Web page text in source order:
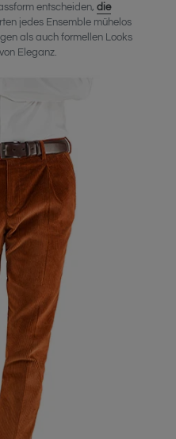
entscheiden, die
jedes Ensemble mühelos
als auch formellen Looks
Eleganz.